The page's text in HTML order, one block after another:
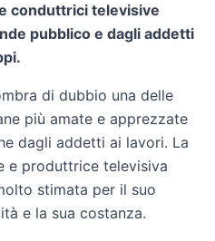
conduttrici televisive
pubblico e dagli addetti
di dubbio una delle
più amate e apprezzate
dagli addetti ai lavori. La
e produttrice televisiva
stimata per il suo
e la sua costanza.